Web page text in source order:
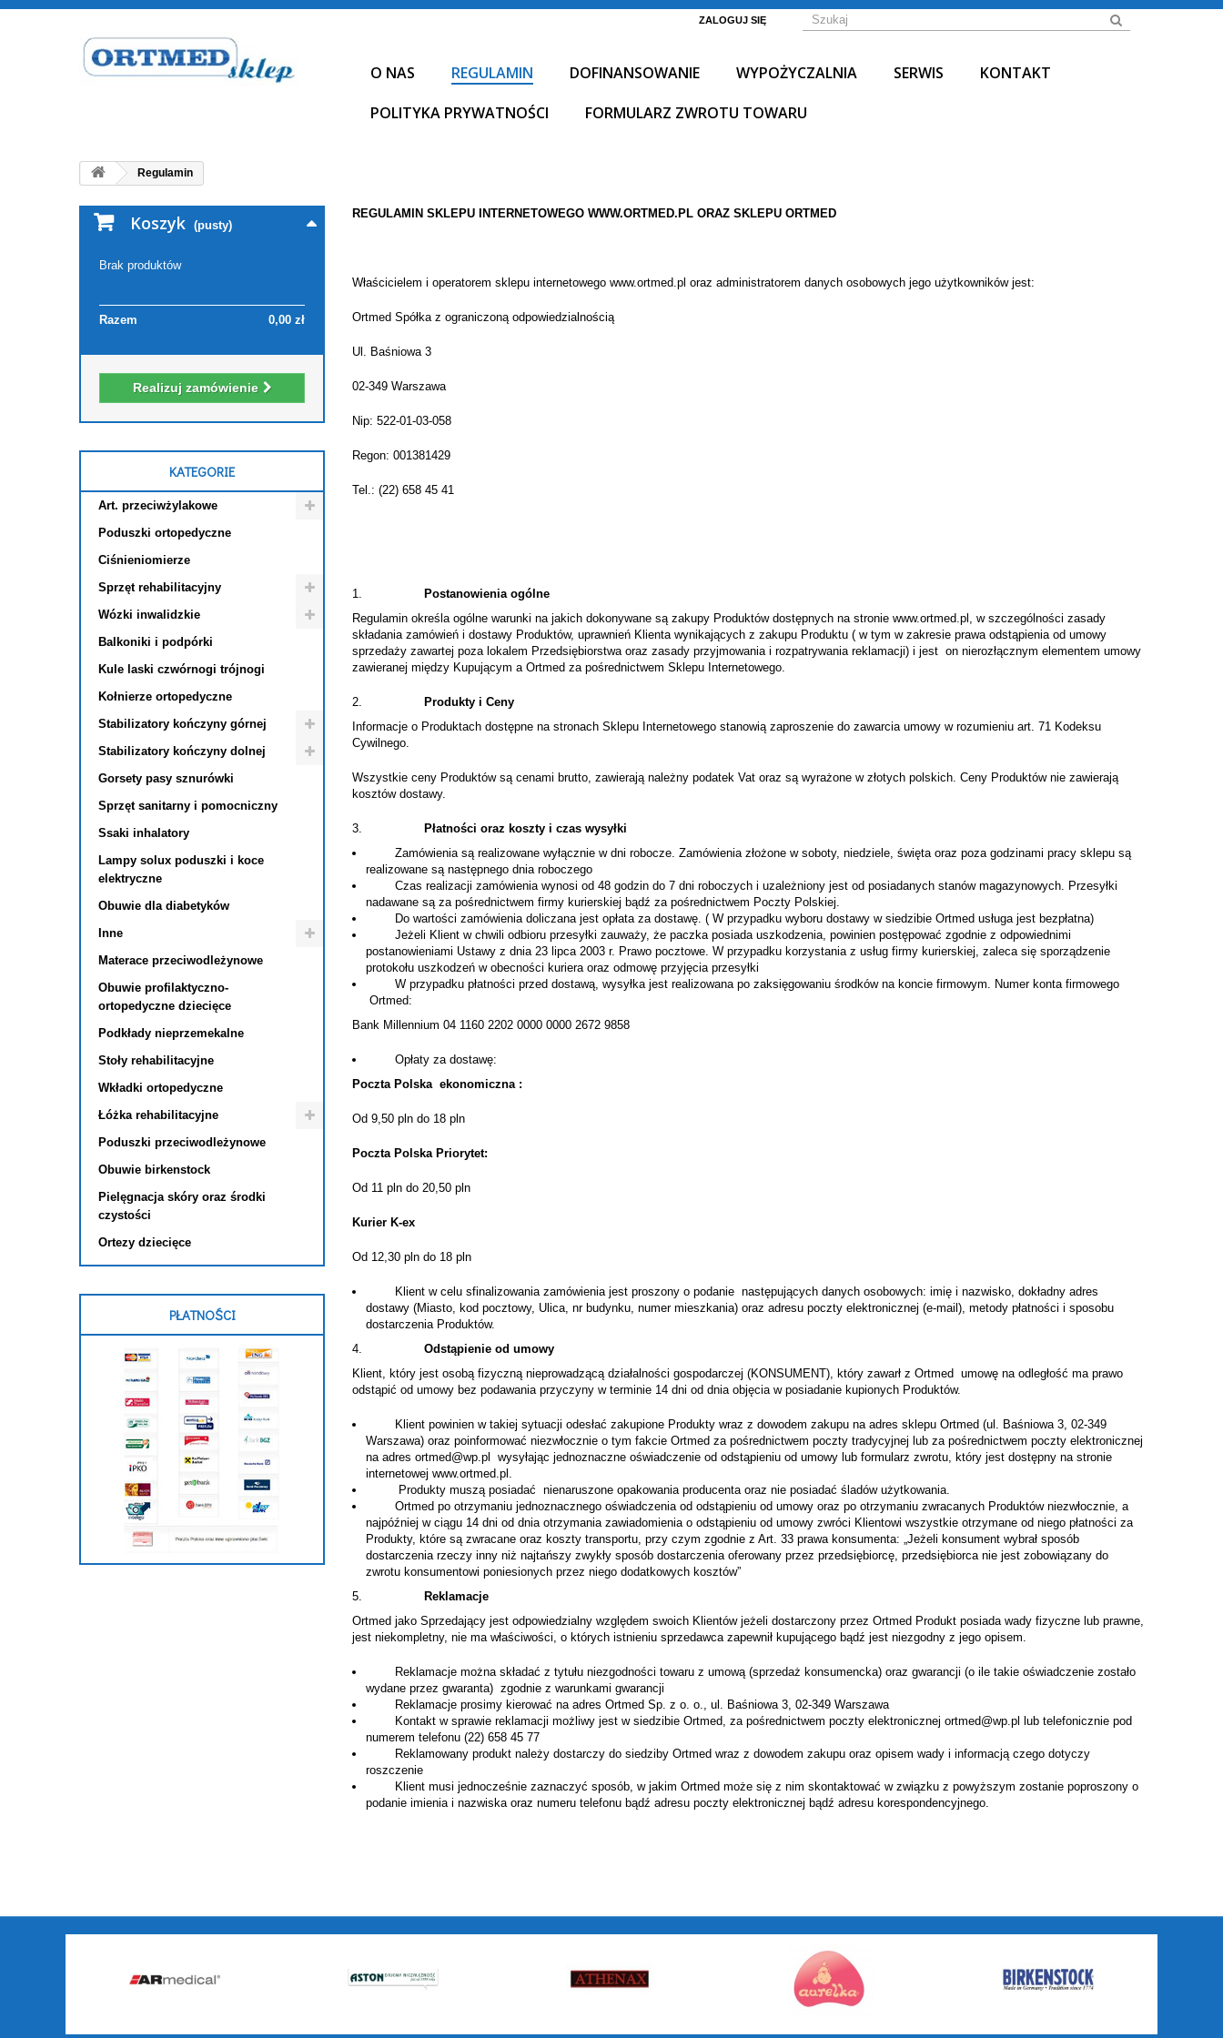
ZALOGUJ SIĘ
O NAS REGULAMIN DOFINANSOWANIE WYPOŻYCZALNIA SERWIS
KONTAKT
POLITYKA PRYWATNOŚCI
FORMULARZ ZWROTU TOWARU
Regulamin
Koszyk (pusty)
Brak produktów
0,00 zł
Razem
Realizuj zamówienie
KATEGORIE
Art. przeciwżylakowe
Poduszki ortopedyczne
Ciśnieniomierze
Sprzęt rehabilitacyjny
Wózki inwalidzkie
Balkoniki i podpórki
Kule laski czwórnogi trójnogi
Kołnierze ortopedyczne
Stabilizatory kończyny górnej
Stabilizatory kończyny dolnej
Gorsety pasy sznurówki
Sprzęt sanitarny i pomocniczny
Ssaki inhalatory
Lampy solux poduszki i koce
elektryczne
Obuwie dla diabetyków
Inne
Materace przeciwodleżynowe
Obuwie profilaktyczno-
ortopedyczne dziecięce
Podkłady nieprzemekalne
Stoły rehabilitacyjne
Wkładki ortopedyczne
Łóżka rehabilitacyjne
Poduszki przeciwodleżynowe
Obuwie birkenstock
Pielęgnacja skóry oraz środki
czystości
Ortezy dziecięce
PŁATNOŚCI
REGULAMIN SKLEPU INTERNETOWEGO WWW.ORTMED.PL ORAZ SKLEPU ORTMED
Właścicielem i operatorem sklepu internetowego www.ortmed.pl oraz administratorem danych osobowych jego użytkowników jest:
Ortmed Spółka z ograniczoną odpowiedzialnością
Ul. Baśniowa 3
02-349 Warszawa
Nip: 522-01-03-058
Regon: 001381429
Tel.: (22) 658 45 41
Postanowienia ogólne
Regulamin określa ogólne warunki na jakich dokonywane są zakupy Produktów dostępnych na stronie www.ortmed.pl, w szczególności zasady
składania zamówień i dostawy Produktów, uprawnień Klienta wynikających z zakupu Produktu ( w tym w zakresie prawa odstąpienia od umowy
sprzedaży zawartej poza lokalem Przedsiębiorstwa oraz zasady przyjmowania i rozpatrywania reklamacji) i jest on nierozłącznym elementem umowy
zawieranej między Kupującym a Ortmed za pośrednictwem Sklepu Internetowego.
Produkty i Ceny
Informacje o Produktach dostępne na stronach Sklepu Internetowego stanowią zaproszenie do zawarcia umowy w rozumieniu art. 71 Kodeksu
Cywilnego.
Wszystkie ceny Produktów są cenami brutto, zawierają należny podatek Vat oraz są wyrażone w złotych polskich. Ceny Produktów nie zawierają
kosztów dostawy.
Płatności oraz koszty i czas wysyłki
Zamówienia są realizowane wyłącznie w dni robocze. Zamówienia złożone w soboty, niedziele, święta oraz poza godzinami pracy sklepu są
realizowane są następnego dnia roboczego
Czas realizacji zamówienia wynosi od 48 godzin do 7 dni roboczych i uzależniony jest od posiadanych stanów magazynowych. Przesyłki
nadawane są za pośrednictwem firmy kurierskiej bądź za pośrednictwem Poczty Polskiej.
Do wartości zamówienia doliczana jest opłata za dostawę. ( W przypadku wyboru dostawy w siedzibie Ortmed usługa jest bezpłatna)
Jeżeli Klient w chwili odbioru przesyłki zauważy, że paczka posiada uszkodzenia, powinien postępować zgodnie z odpowiednimi
postanowieniami Ustawy z dnia 23 lipca 2003 r. Prawo pocztowe. W przypadku korzystania z usług firmy kurierskiej, zaleca się sporządzenie
protokołu uszkodzeń w obecności kuriera oraz odmowę przyjęcia przesyłki
W przypadku płatności przed dostawą, wysyłka jest realizowana po zaksięgowaniu środków na koncie firmowym. Numer konta firmowego
Ortmed:
Bank Millennium 04 1160 2202 0000 0000 2672 9858
Opłaty za dostawę:
Poczta Polska ekonomiczna :
Od 9,50 pln do 18 pln
Poczta Polska Priorytet:
Od 11 pln do 20,50 pln
Kurier K-ex
Od 12,30 pln do 18 pln
Klient w celu sfinalizowania zamówienia jest proszony o podanie następujących danych osobowych: imię i nazwisko, dokładny adres
dostawy (Miasto, kod pocztowy, Ulica, nr budynku, numer mieszkania) oraz adresu poczty elektronicznej (e-mail), metody płatności i sposobu
dostarczenia Produktów.
Odstąpienie od umowy
Klient, który jest osobą fizyczną nieprowadzącą działalności gospodarczej (KONSUMENT), który zawarł z Ortmed umowę na odległość ma prawo
odstąpić od umowy bez podawania przyczyny w terminie 14 dni od dnia objęcia w posiadanie kupionych Produktów.
Klient powinien w takiej sytuacji odesłać zakupione Produkty wraz z dowodem zakupu na adres sklepu Ortmed (ul. Baśniowa 3, 02-349
Warszawa) oraz poinformować niezwłocznie o tym fakcie Ortmed za pośrednictwem poczty tradycyjnej lub za pośrednictwem poczty elektronicznej
na adres ortmed@wp.pl wysyłając jednoznaczne oświadczenie od odstąpieniu od umowy lub formularz zwrotu, który jest dostępny na stronie
internetowej www.ortmed.pl.
Produkty muszą posiadać nienaruszone opakowania producenta oraz nie posiadać śladów użytkowania.
Ortmed po otrzymaniu jednoznacznego oświadczenia od odstąpieniu od umowy oraz po otrzymaniu zwracanych Produktów niezwłocznie, a
najpóźniej w ciągu 14 dni od dnia otrzymania zawiadomienia o odstąpieniu od umowy zwróci Klientowi wszystkie otrzymane od niego płatności za
Produkty, które są zwracane oraz koszty transportu, przy czym zgodnie z Art. 33 prawa konsumenta: „Jeżeli konsument wybrał sposób
dostarczenia rzeczy inny niż najtańszy zwykły sposób dostarczenia oferowany przez przedsiębiorcę, przedsiębiorca nie jest zobowiązany do
zwrotu konsumentowi poniesionych przez niego dodatkowych kosztów”
Reklamacje
Ortmed jako Sprzedający jest odpowiedzialny względem swoich Klientów jeżeli dostarczony przez Ortmed Produkt posiada wady fizyczne lub prawne,
jest niekompletny, nie ma właściwości, o których istnieniu sprzedawca zapewnił kupującego bądź jest niezgodny z jego opisem.
Reklamacje można składać z tytułu niezgodności towaru z umową (sprzedaż konsumencka) oraz gwarancji (o ile takie oświadczenie zostało
wydane przez gwaranta) zgodnie z warunkami gwarancji
Reklamacje prosimy kierować na adres Ortmed Sp. z o. o., ul. Baśniowa 3, 02-349 Warszawa
Kontakt w sprawie reklamacji możliwy jest w siedzibie Ortmed, za pośrednictwem poczty elektronicznej ortmed@wp.pl lub telefonicznie pod
numerem telefonu (22) 658 45 77
Reklamowany produkt należy dostarczy do siedziby Ortmed wraz z dowodem zakupu oraz opisem wady i informacją czego dotyczy
roszczenie
Klient musi jednocześnie zaznaczyć sposób, w jakim Ortmed może się z nim skontaktować w związku z powyższym zostanie poproszony o
podanie imienia i nazwiska oraz numeru telefonu bądź adresu poczty elektronicznej bądź adresu korespondencyjnego.